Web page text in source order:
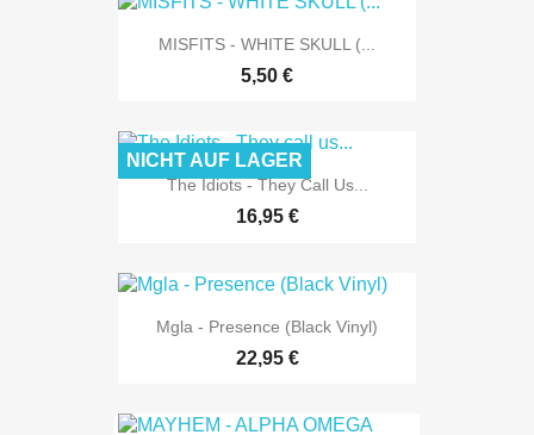
MISFITS - WHITE SKULL (...
5,50 €
The Idiots - They Call Us...
16,95 €
NICHT AUF LAGER
Mgla - Presence (Black Vinyl)
22,95 €